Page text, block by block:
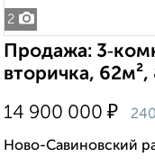
2
Продажа:
вторичка,
14 900 000 ₽
Ново-Савиновский